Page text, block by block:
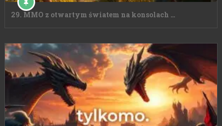
29. MMO z otwartym światem na konsolach …